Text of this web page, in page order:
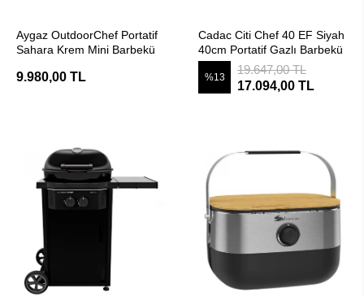
Aygaz OutdoorChef Portatif
Sahara Krem Mini Barbekü
9.980,00 TL
Cadac Citi Chef 40 EF Siyah
40cm Portatif Gazlı Barbekü
%13
19.647,00 TL
17.094,00 TL